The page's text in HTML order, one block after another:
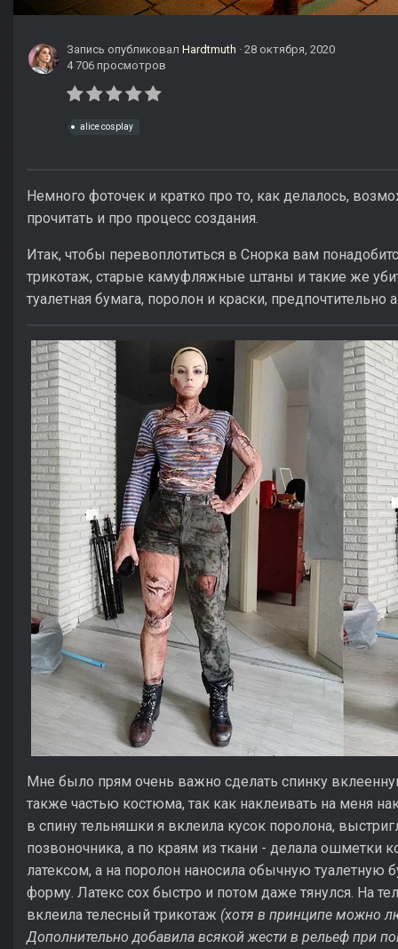
Запись опубликовал Hardtmuth · 28 октября, 2020
4 706 просмотров
alice cosplay
Немного фоточек и кратко про то, как делалось,
прочитать и про процесс создания.
Итак, чтобы перевоплотиться в Снорка вам
трикотаж, старые камуфляжные штаны и такие же
туалетная бумага, поролон и краски, предпочтительно
Мне было прям очень важно сделать спинку
также частью костюма, так как наклеивать на меня
в спину тельняшки я вклеила кусок поролона,
позвоночника, а по краям из ткани - делала ошметки
латексом, а на поролон наносила обычную туалетную
форму. Латекс сох быстро и потом даже тянулся. На
вклеила телесный трикотаж (хотя в принципе можно
Дополнительно добавила всякой жести в рельеф при